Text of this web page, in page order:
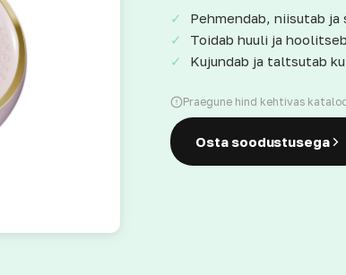
Pehmendab, niisutab ja
Toidab huuli ja
Kujundab ja taltsutab
Praegune hind kehtivas
Osta soodustusega